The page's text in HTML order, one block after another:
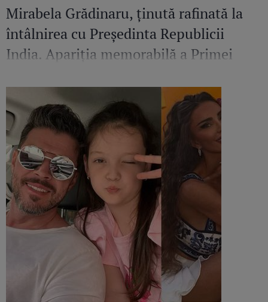
Mirabela Grădinaru, ținută rafinată la
întâlnirea cu Președinta Republicii
India. Apariția memorabilă a Primei